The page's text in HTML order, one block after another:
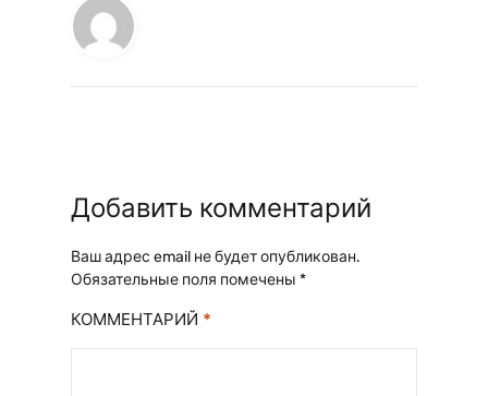
Добавить комментарий
Ваш адрес email не будет опубликован.
Обязательные поля помечены *
КОММЕНТАРИЙ *